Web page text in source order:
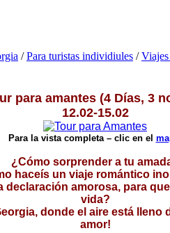
/Para turistas individiules /
para amantes (4 Días, 3
12.02-15.02
Para la vista completa – clic en el
¿Cómo sorprender a tu
haceís un viaje romántico
declaración amorosa, para
vida?
donde el aire está lleno
amor!